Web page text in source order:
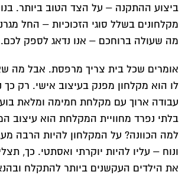
ביצוע ההתקנה – על הצד הטוב ביותר.
מקלחונים בשלל סוגי הזכוכיות – החל
מה שעולה ברוחכם – אנו נדאג לספק לכם.
אומרים שכל בית צריך מרפסת. אבל מה
לו הוא מקלחון מפנק בעיצוב אישי. רק כך
עבודה ארוך עם מקלחת חמימה ומלאת
בלתי נפרד מחוויית המקלחת הוא עיצוב
למה הכוונה? על המקלחון להיות הרבה
ונוח – עליו להיות יוקרתי ואסתטי. כך,
את הילדים העקשנים ביותר להתקלח